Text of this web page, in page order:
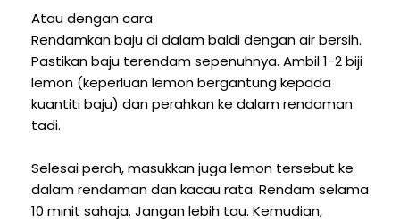
Atau dengan cara
Rendamkan baju di dalam baldi dengan air bersih.
Pastikan baju terendam sepenuhnya. Ambil 1-2 biji
lemon (keperluan lemon bergantung kepada
kuantiti baju) dan perahkan ke dalam rendaman
tadi.
Selesai perah, masukkan juga lemon tersebut ke
dalam rendaman dan kacau rata. Rendam selama
10 minit sahaja. Jangan lebih tau. Kemudian,